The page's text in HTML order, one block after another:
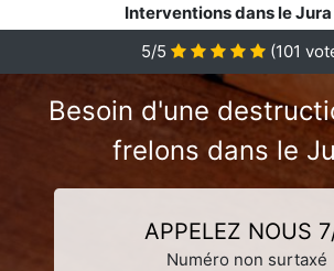
Interventions dans le
5/5 (101
Besoin d'une
frelons dans le
APPELEZ NOUS
Numéro non surtaxé